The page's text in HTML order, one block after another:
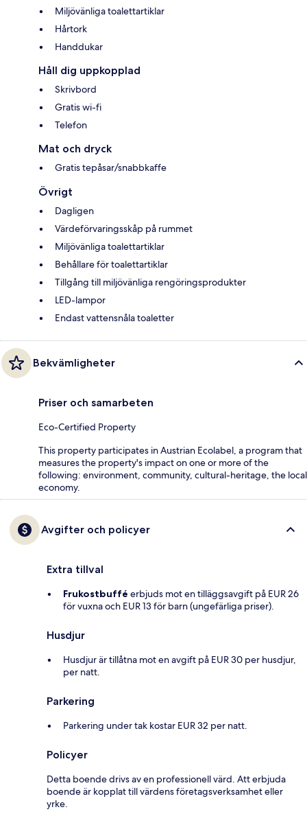
Miljövänliga toalettartiklar
Hårtork
Handdukar
Håll dig uppkopplad
Skrivbord
Gratis wi-fi
Telefon
Mat och dryck
Gratis tepåsar/snabbkaffe
Övrigt
Dagligen
Värdeförvaringsskåp på rummet
Miljövänliga toalettartiklar
Behållare för toalettartiklar
Tillgång till miljövänliga rengöringsprodukter
LED-lampor
Endast vattensnåla toaletter
Bekvämligheter
Priser och samarbeten
Eco-Certified Property
This property participates in Austrian Ecolabel, a program that
measures the property's impact on one or more of the
following: environment, community, cultural-heritage, the local
economy.
Avgifter och policyer
Extra tillval
Frukostbuffé erbjuds mot en tilläggsavgift på EUR 26
för vuxna och EUR 13 för barn (ungefärliga priser).
Husdjur
Husdjur är tillåtna mot en avgift på EUR 30 per husdjur,
per natt.
Parkering
Parkering under tak kostar EUR 32 per natt.
Policyer
Detta boende drivs av en professionell värd. Att erbjuda
boende är kopplat till värdens företagsverksamhet eller
yrke.